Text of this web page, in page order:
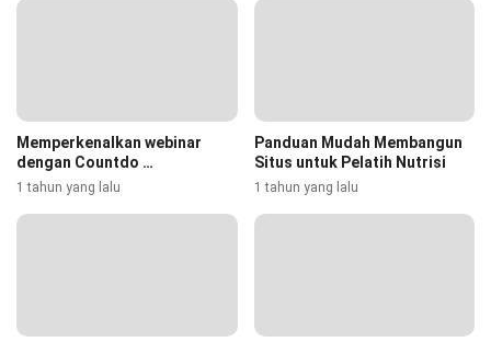
Memperkenalkan webinar
dengan Countdo …
1 tahun yang lalu
Panduan Mudah Membangun
Situs untuk Pelatih Nutrisi
1 tahun yang lalu